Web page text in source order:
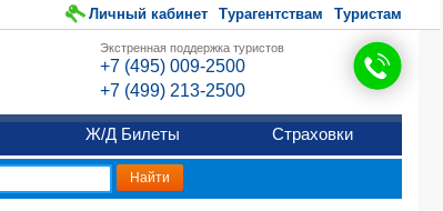
Личный кабинет Турагентствам Туристам
Экстренная поддержка туристов
+7 (495) 009-2500
+7 (499) 213-2500
Ж/Д Билеты Страховки